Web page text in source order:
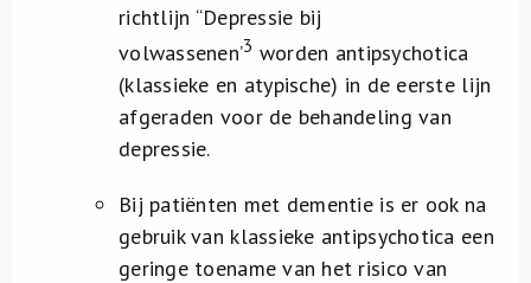
richtlijn “Depressie bij
volwassenen’3 worden antipsychotica
(klassieke en atypische) in de eerste lijn
afgeraden voor de behandeling van
depressie.
Bij patiënten met dementie is er ook na
gebruik van klassieke antipsychotica een
geringe toename van het risico van